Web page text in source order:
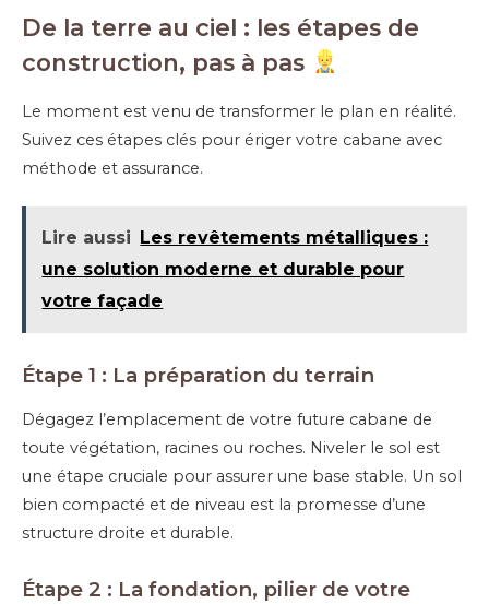
De la terre au ciel : les étapes de
construction, pas à pas
Le moment est venu de transformer le plan en réalité.
Suivez ces étapes clés pour ériger votre cabane avec
méthode et assurance.
Lire aussi
Les revêtements métalliques :
une solution moderne et durable pour
votre façade
Étape 1 : La préparation du terrain
Dégagez l’emplacement de votre future cabane de
toute végétation, racines ou roches. Niveler le sol est
une étape cruciale pour assurer une base stable. Un sol
bien compacté et de niveau est la promesse d’une
structure droite et durable.
Étape 2 : La fondation, pilier de votre